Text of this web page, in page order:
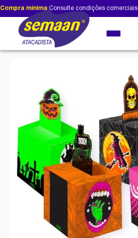
Compra mínima Consulte condições comerciais